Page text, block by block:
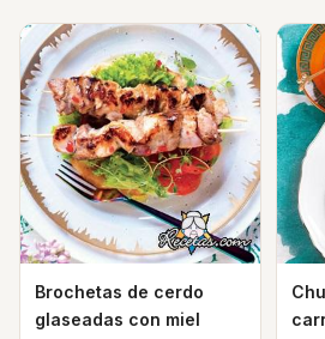
Brochetas de cerdo
glaseadas con miel